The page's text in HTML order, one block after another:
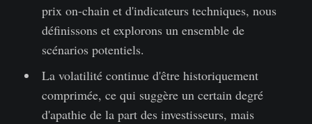
prix on-chain et d'indicateurs techniques, nous
définissons et explorons un ensemble de
scénarios potentiels.
La volatilité continue d'être historiquement
comprimée, ce qui suggère un certain degré
d'apathie de la part des investisseurs, mais